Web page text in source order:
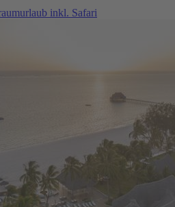
inkl. Safari